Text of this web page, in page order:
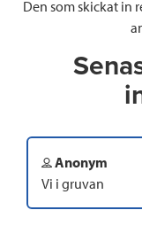
Den som skickat in
Anonym
Vi i gruvan